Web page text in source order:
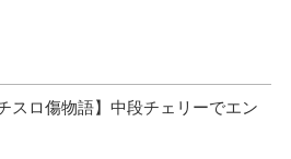
チスロ傷物語】中段チェリーでエン